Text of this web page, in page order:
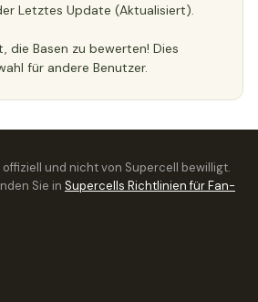
Letztes Update (Aktualisiert).
die Basen zu bewerten! Dies
für andere Benutzer.
und nicht von Supercell bewilligt.
Sie in Supercells Richtlinien für Fan-